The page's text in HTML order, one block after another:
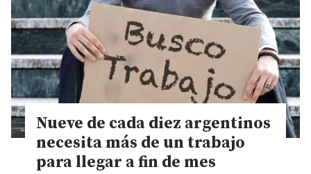
Nueve de cada diez argentinos
necesita más de un trabajo
para llegar a fin de mes